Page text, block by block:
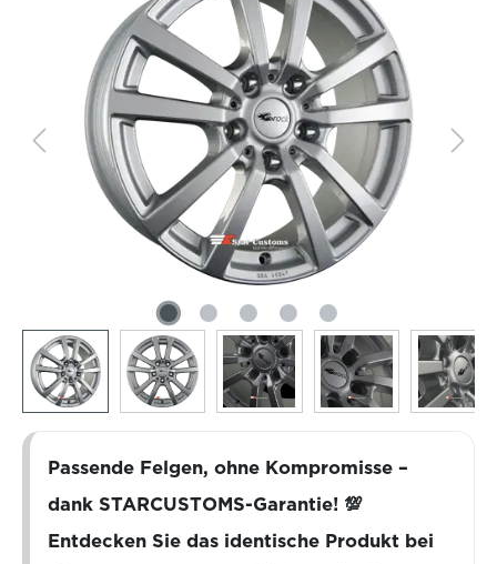
Passende Felgen, ohne Kompromisse –
dank STARCUSTOMS-Garantie! 💯
Entdecken Sie das identische Produkt bei